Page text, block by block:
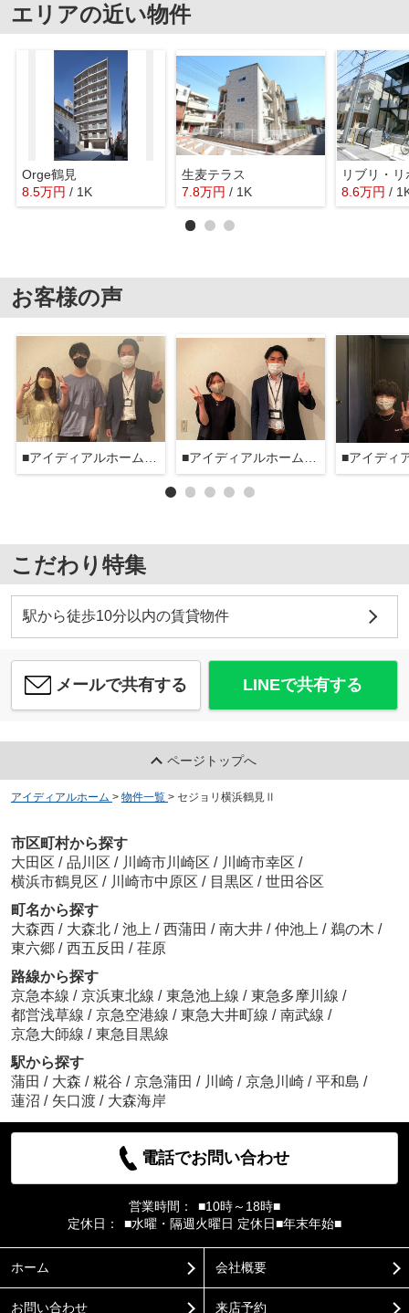
エリアの近い物件
Orge鶴見
8.5万円 / 1K
生麦テラス
7.8万円 / 1K
リブリ・
8.6万円 /
お客様の声
■アイディアルホーム大森本店■ ■アイディアルホーム大森本店■
こだわり特集
駅から徒歩10分以内の賃貸物件
メールで共有する LINEで共有する
ページトップへ
アイディアルホーム > 物件一覧 > セジョリ横浜鶴見Ⅱ
市区町村から探す
大田区 / 品川区 / 川崎市川崎区 / 川崎市幸区 /
横浜市鶴見区 / 川崎市中原区 / 目黒区 / 世田谷区
町名から探す
大森西 / 大森北 / 池上 / 西蒲田 / 南大井 / 仲池上 / 鵜の木 /
東六郷 / 西五反田 / 荏原
路線から探す
京急本線 / 京浜東北線 / 東急池上線 / 東急多摩川線 /
都営浅草線 / 京急空港線 / 東急大井町線 / 南武線 /
京急大師線 / 東急目黒線
駅から探す
蒲田 / 大森 / 糀谷 / 京急蒲田 / 川崎 / 京急川崎 / 平和島 /
蓮沼 / 矢口渡 / 大森海岸
電話でお問い合わせ
営業時間：
■10時～18時■
定休日：
■水曜・隔週火曜日 定休日■年末年始■
ホーム 会社概要
お問い合わせ 来店予約